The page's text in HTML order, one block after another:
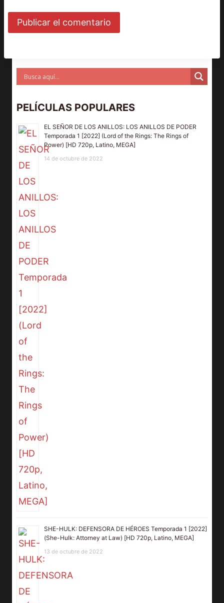
PELÍCULAS POPULARES
EL SEÑOR DE LOS ANILLOS: LOS ANILLOS DE PODER
Temporada 1 [2022] (Lord of the Rings: The Rings of
Power) [HD 720p, Latino, MEGA]
14 de octubre de 2022
SHE-HULK: DEFENSORA DE HÉROES Temporada 1 [2022]
(She-Hulk: Attorney at Law) [HD 720p, Latino, MEGA]
13 de octubre de 2022